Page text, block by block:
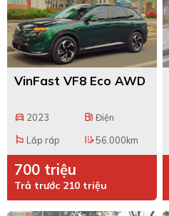
VinFast VF8 Eco AWD
directions_car 2023 local_gas_station Điện
emoji_flags Lắp ráp edit_road56.000km
700 triệu
Trả trước 210 triệu